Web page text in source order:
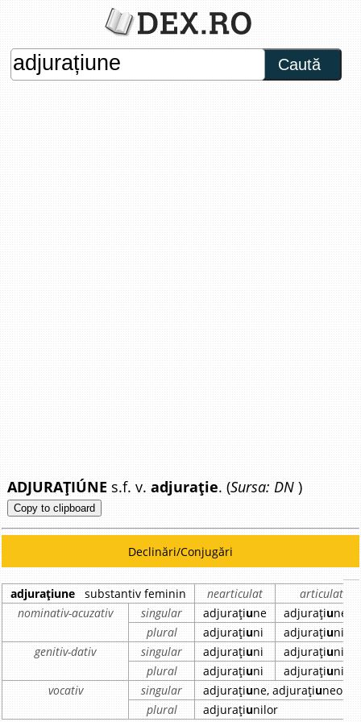
Caută
ADJURAȚIÚNE s.f. v.adjurație. (Sursa: DN )
Copy to clipboard
Declinări/Conjugări
adjurațiune substantiv feminin nearticulat
articulat
nominativ-acuzativ
singular adjurațiune adjurațiunea
plural
adjurațiuni adjurațiunile
genitiv-dativ
singular adjurațiuni adjurațiunii
plural
adjurațiuni adjurațiunilor
vocativ
singular adjurațiune, adjurațiuneo
plural
adjurațiunilor